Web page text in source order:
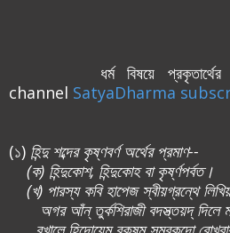
ধর্ম বিষয়ে প্রকৃতার্থের
channel SatyaDharma
(১) হিন্দু শব্দের কৃষ্ণবর্ণ অর্থের প্রমাণ--
(ক) হিন্দুকোশ, হিন্দুকোহ বা কৃর্ষ্ণপর্বত।
(খ) পারস্য কবি হাপেজ স্বীয়গ্রন্থে
অগর আঁন্ তুর্কশিরাজী বদস্ত্তয়দ্ দিলে